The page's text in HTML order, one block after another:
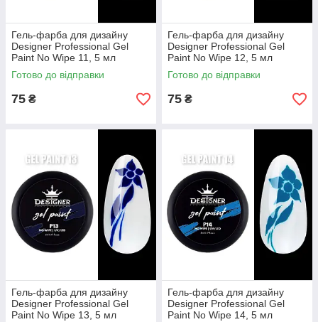
Гель-фарба для дизайну
Designer Professional Gel
Paint No Wipe 11, 5 мл
Готово до відправки
75 ₴
Гель-фарба для дизайну
Designer Professional Gel
Paint No Wipe 12, 5 мл
Готово до відправки
75 ₴
Гель-фарба для дизайну
Designer Professional Gel
Paint No Wipe 13, 5 мл
Гель-фарба для дизайну
Designer Professional Gel
Paint No Wipe 14, 5 мл